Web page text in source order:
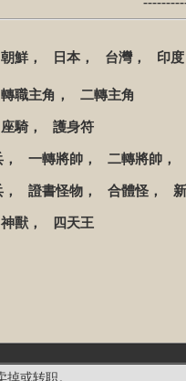
朝鮮， 日本 ， 台灣， 印度
轉職主角 ， 二轉主角
座騎， 護身符
， 一轉將帥 ， 二轉將帥 ，
， 證書怪物 ， 合體怪 ，
神獸 ， 四天王
或转职。